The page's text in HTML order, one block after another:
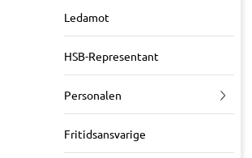
Ledamot
HSB-Representant
Personalen
Fritidsansvarige